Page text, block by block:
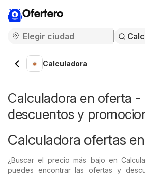
Ofertero
Calculadora
Calculadora en oferta -
descuentos y
Calculadora ofertas
¿Buscar el precio más bajo en
puedes encontrar las ofertas y